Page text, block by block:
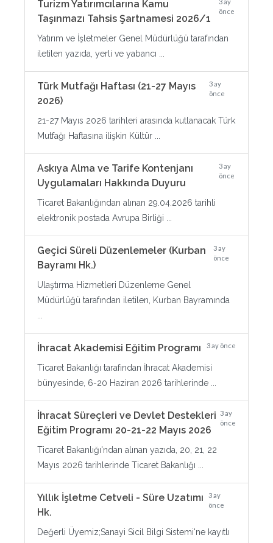
Turizm Yatırımcılarına Kamu
Taşınmazı Tahsis Şartnamesi 2026/1
önce
Yatırım ve İşletmeler Genel Müdürlüğü tarafından
iletilen yazıda, yerli ve yabancı ...
Türk Mutfağı Haftası (21-27 Mayıs
2026)
3 ay
önce
21-27 Mayıs 2026 tarihleri arasında kutlanacak Türk
Mutfağı Haftasına ilişkin Kültür ...
Askıya Alma ve Tarife Kontenjanı
Uygulamaları Hakkında Duyuru
3 ay
önce
Ticaret Bakanlığından alınan 29.04.2026 tarihli
elektronik postada Avrupa Birliği ...
Geçici Süreli Düzenlemeler (Kurban
Bayramı Hk.)
3 ay
önce
Ulaştırma Hizmetleri Düzenleme Genel
Müdürlüğü tarafından iletilen, Kurban Bayramında
İhracat Akademisi Eğitim Programı 3 ay önce
Ticaret Bakanlığı tarafından İhracat Akademisi
bünyesinde, 6-20 Haziran 2026 tarihlerinde ...
İhracat Süreçleri ve Devlet Destekleri
Eğitim Programı 20-21-22 Mayıs 2026
3 ay
önce
Ticaret Bakanlığı'ndan alınan yazıda, 20, 21, 22
Mayıs 2026 tarihlerinde Ticaret Bakanlığı ...
Yıllık İşletme Cetveli - Süre Uzatımı
Hk.
3 ay
önce
Değerli Üyemiz;Sanayi Sicil Bilgi Sistemi'ne kayıtlı